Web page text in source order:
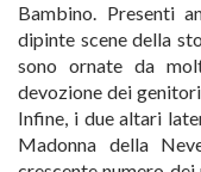
Bambino. Presenti
dipinte scene della
sono ornate da
devozione dei
Infine, i due altari
Madonna della